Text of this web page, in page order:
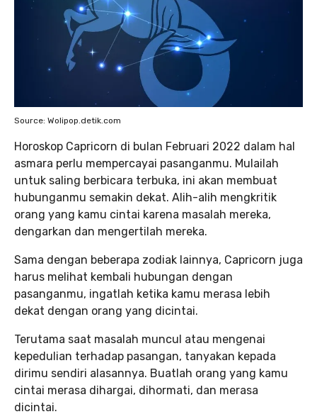
Source: Wolipop.detik.com
Horoskop Capricorn di bulan Februari 2022 dalam hal
asmara perlu mempercayai pasanganmu. Mulailah
untuk saling berbicara terbuka, ini akan membuat
hubunganmu semakin dekat. Alih-alih mengkritik
orang yang kamu cintai karena masalah mereka,
dengarkan dan mengertilah mereka.
Sama dengan beberapa zodiak lainnya, Capricorn juga
harus melihat kembali hubungan dengan
pasanganmu, ingatlah ketika kamu merasa lebih
dekat dengan orang yang dicintai.
Terutama saat masalah muncul atau mengenai
kepedulian terhadap pasangan, tanyakan kepada
dirimu sendiri alasannya. Buatlah orang yang kamu
cintai merasa dihargai, dihormati, dan merasa
dicintai.